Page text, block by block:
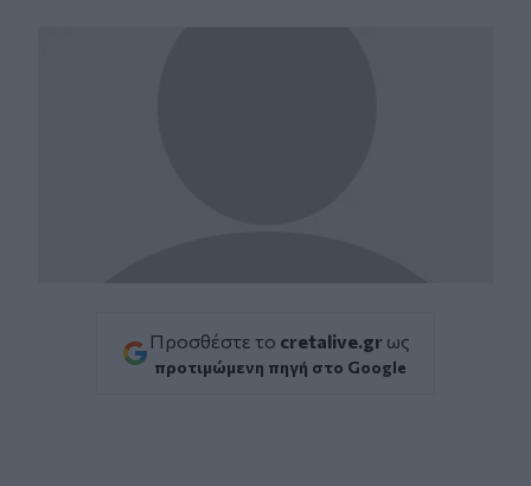
Προσθέστε το cretalive.gr ως
προτιμώμενη πηγή στο Google